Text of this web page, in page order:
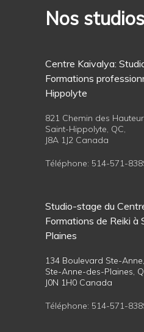
Nos studios
Centre Kaivalya:
Formations
Hippolyte
821 Chemin des
Saint-Hippolyte, QC,
J8A 1J2 Canada
Téléphone: 514-571-
Studio-stage du
Formations de Reiki
Plaines
134 Boulevard Ste-Anne,
Ste-Anne-des-Plaines,
J0N 1H0 Canada
Téléphone: 514-571-